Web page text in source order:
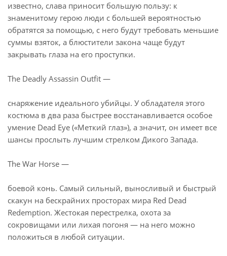
известно, слава приносит большую пользу: к
знаменитому герою люди с большей вероятностью
обратятся за помощью, с него будут требовать меньшие
суммы взяток, а блюстители закона чаще будут
закрывать глаза на его проступки.
The Deadly Assassin Outfit —
снаряжение идеального убийцы. У обладателя этого
костюма в два раза быстрее восстанавливается особое
умение Dead Eye («Меткий глаз»), а значит, он имеет все
шансы прослыть лучшим стрелком Дикого Запада.
The War Horse —
боевой конь. Самый сильный, выносливый и быстрый
скакун на бескрайних просторах мира Red Dead
Redemption. Жестокая перестрелка, охота за
сокровищами или лихая погоня — на него можно
положиться в любой ситуации.